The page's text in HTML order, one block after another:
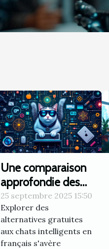
Une comparaison
approfondie des
alternatives
gratuites aux chats
intelligents en
français
25 septembre 2025 15:50
Explorer des
alternatives gratuites
aux chats intelligents en
français s'avère